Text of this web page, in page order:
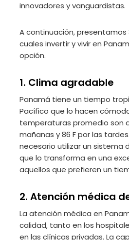
innovadores y vanguardistas.
A continuación, presentamos
cuales invertir y vivir en
opción.
1. Clima agradable
Panamá tiene un tiempo
Pacífico que lo hacen
temperaturas promedio son
mañanas y 86 F por las
necesario utilizar un sistema
que lo transforma en una
aquellos que prefieren un
2. Atención médica
La atención médica en
calidad, tanto en los
en las clínicas privadas. La